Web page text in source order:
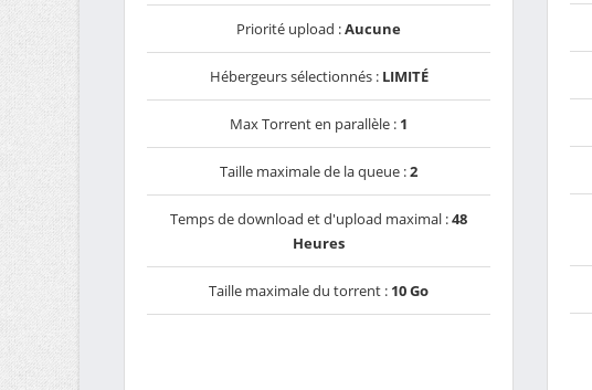
Priorité upload :Aucune
Hébergeurs sélectionnés : LIMITÉ
Max Torrent en parallèle : 1
Taille maximale de la queue :2
Temps de download et d'upload maximal :48
Heures
Taille maximale du torrent : 10 Go